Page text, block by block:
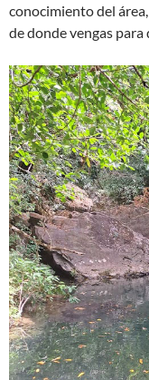
conocimiento del
de donde vengas para